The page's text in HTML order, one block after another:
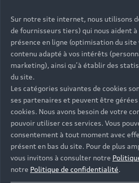
Sur notre site internet, nous utilisons
de fournisseurs tiers) qui nous aident
présence en ligne (optimisation du
contenu adapté à vos intérêts
marketing), ainsi qu’à établir des
du site.
Les catégories suivantes de cookies
ses partenaires et peuvent être
cookies. Nous avons besoin de votre
pouvoir utiliser ces services. Vous
consentement à tout moment avec
présent en bas du site. Pour de plus
vous invitons à consulter notre
notre Politique de confidentialité.